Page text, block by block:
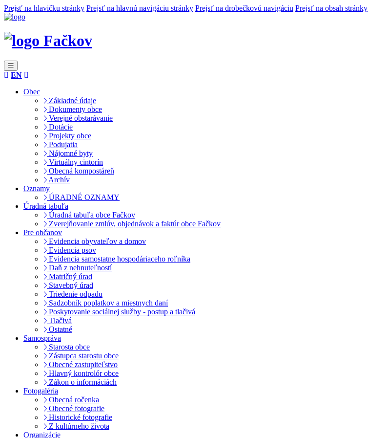
Prejsť na hlavičku stránky Prejsť na hlavnú navigáciu stránky Prejsť na drobečkovú navigáciu Prejsť na obsah stránky
Fačkov
EN
Obec
Základné údaje
Dokumenty obce
Verejné obstarávanie
Dotácie
Projekty obce
Podujatia
Nájomné byty
Virtuálny cintorín
Obecná kompostáreň
Archív
Oznamy
ÚRADNÉ OZNAMY
Úradná tabuľa
Úradná tabuľa obce Fačkov
Zverejňovanie zmlúv, objednávok a faktúr obce Fačkov
Pre občanov
Evidencia obyvateľov a domov
Evidencia psov
Evidencia samostatne hospodáriaceho roľníka
Daň z nehnuteľností
Matričný úrad
Stavebný úrad
Triedenie odpadu
Sadzobník poplatkov a miestnych daní
Poskytovanie sociálnej služby - postup a tlačivá
Tlačivá
Ostatné
Samospráva
Starosta obce
Zástupca starostu obce
Obecné zastupiteľstvo
Hlavný kontrolór obce
Zákon o informáciách
Fotogaléria
Obecná ročenka
Obecné fotografie
Historické fotografie
Z kultúrneho života
Organizácie